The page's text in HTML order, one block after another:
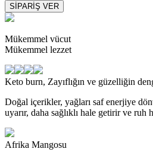
SİPARİŞ VER
Mükemmel vücut
Mükemmel lezzet
Keto burn, Zayıflığın ve güzelliğin
Doğal içerikler, yağları saf enerjiye
uyarır, daha sağlıklı hale getirir ve
Afrika Mangosu